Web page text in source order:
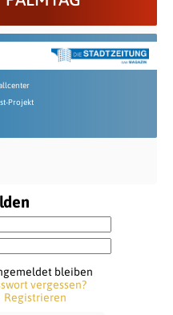
Projekt
bleiben
vergessen?
Registrieren